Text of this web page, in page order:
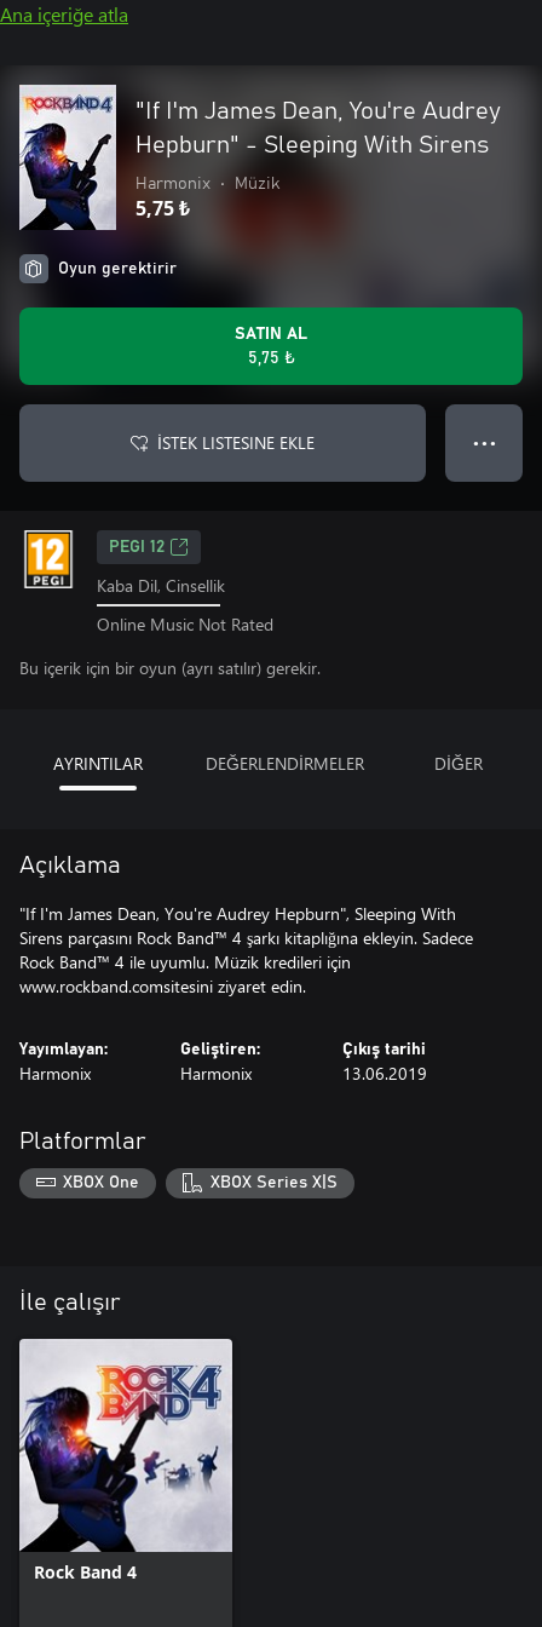
Ana içeriğe atla
"If I'm James Dean, You're Audrey
Hepburn" - Sleeping With Sirens
Harmonix • Müzik
5,75 ₺
Oyun gerektirir
SATIN AL
5,75 ₺
İSTEK LISTESINE EKLE ● ● ●
PEGI 12
Kaba Dil, Cinsellik
Online Music Not Rated
Bu içerik için bir oyun (ayrı satılır) gerekir.
AYRINTILAR DEĞERLENDİRMELER DİĞER
Açıklama
"If I'm James Dean, You're Audrey Hepburn", Sleeping With
Sirens parçasını Rock Band™ 4 şarkı kitaplığına ekleyin. Sadece
Rock Band™ 4 ile uyumlu. Müzik kredileri için
www.rockband.comsitesini ziyaret edin.
Yayımlayan:
Harmonix
Geliştiren:
Harmonix
Çıkış tarihi
13.06.2019
Platformlar
XBOX One XBOX Series X|S
İle çalışır
Rock Band 4